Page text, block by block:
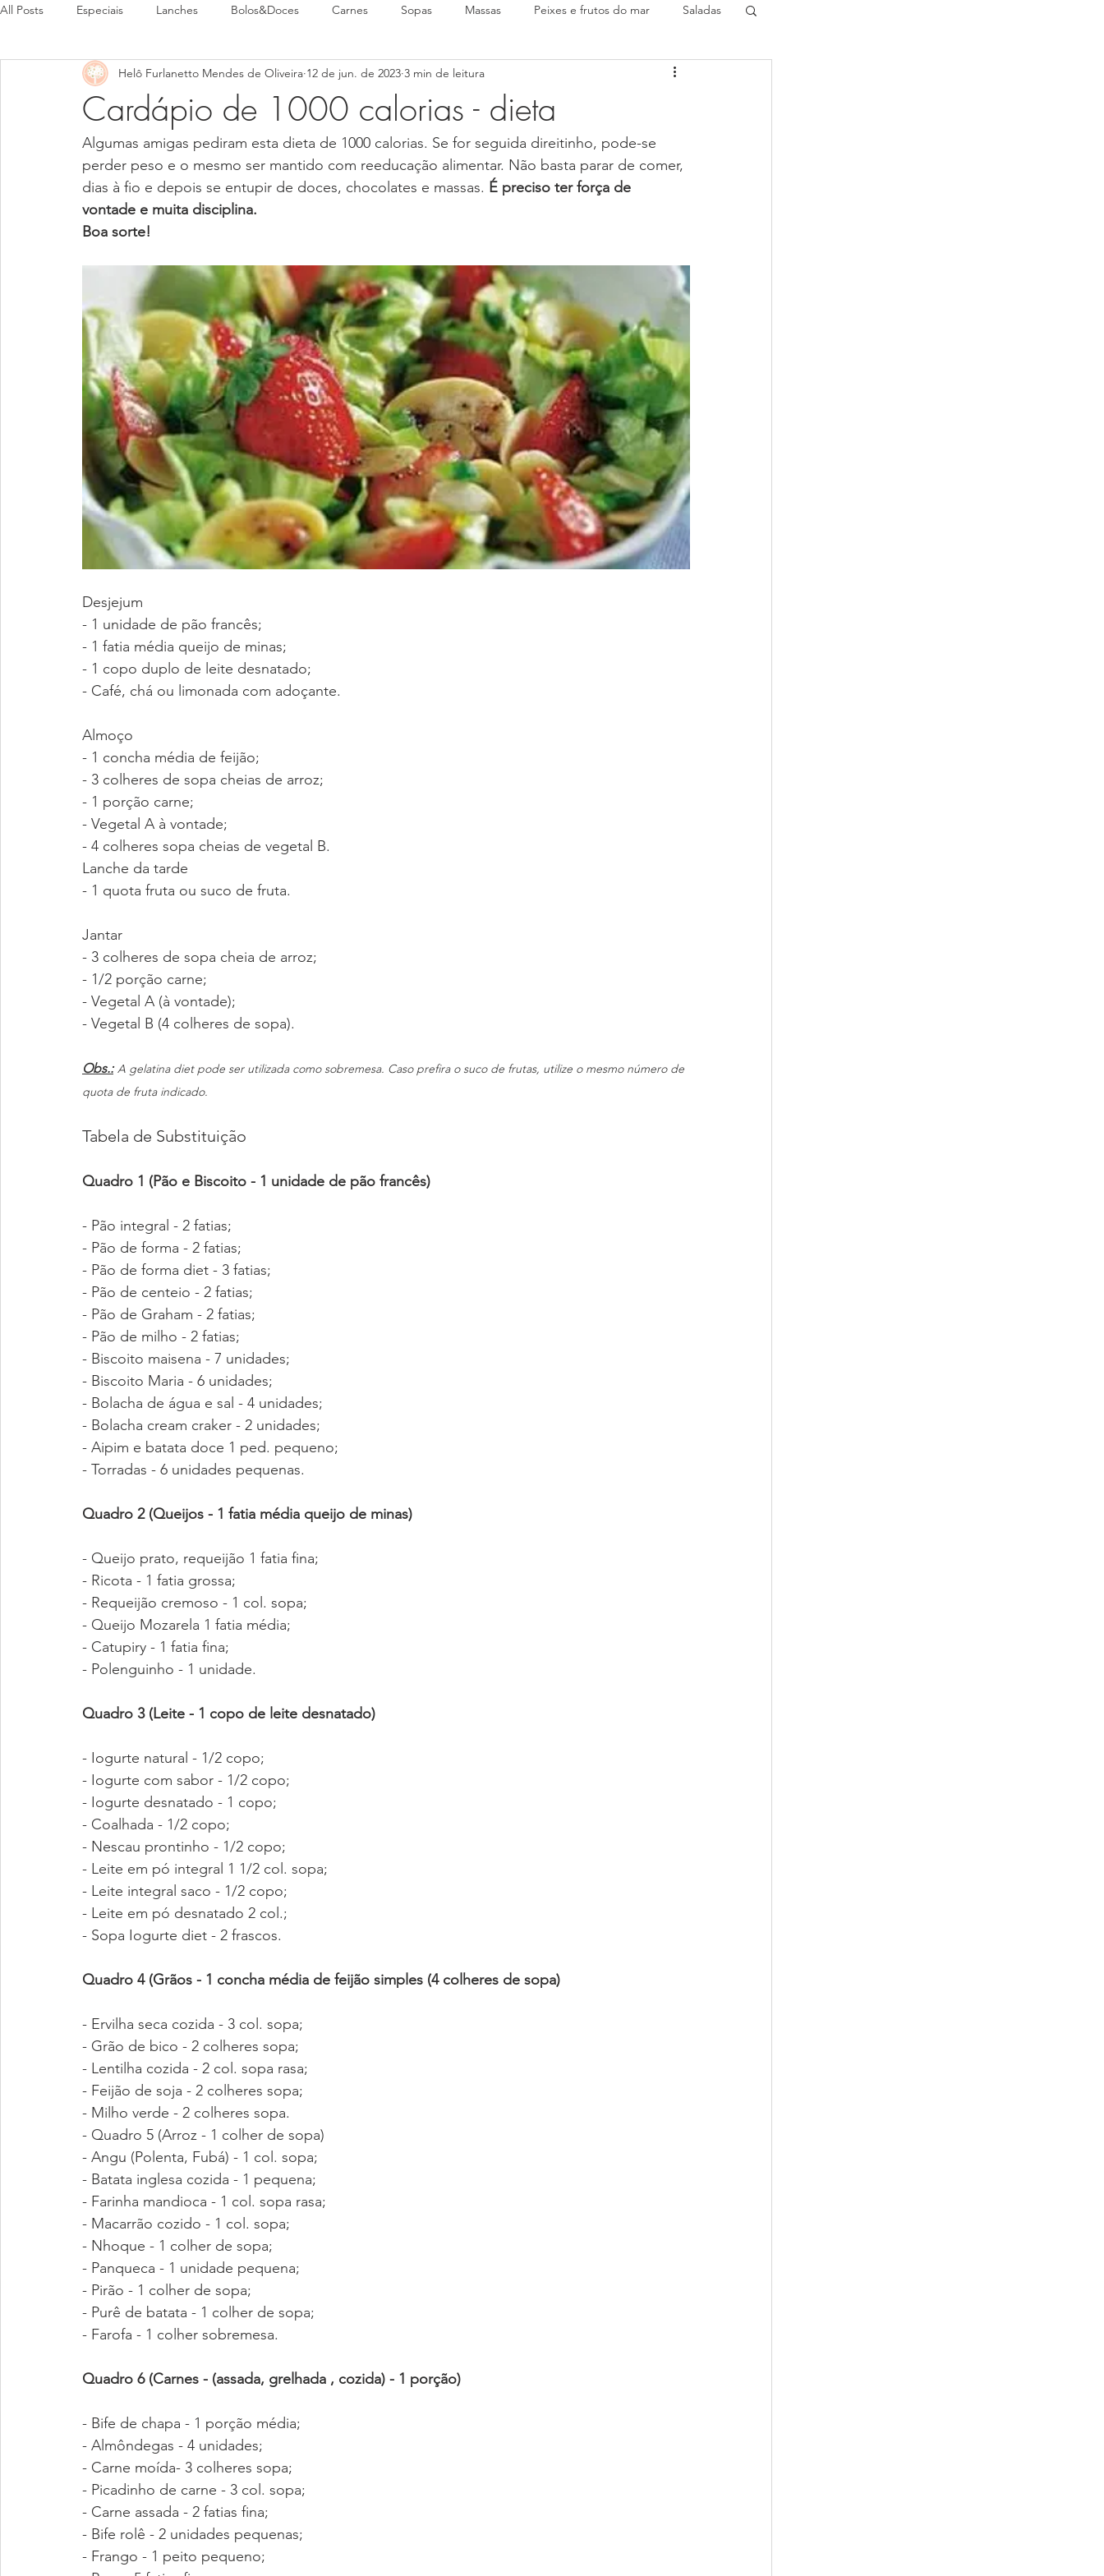
All Posts Especiais Lanches Bolos&Doces Carnes Sopas Massas Peixes e frutos do mar Saladas
Pratos Típicos
Cardápio de 1000 calorias - dieta
Helô Furlanetto Mendes de Oliveira 12 de jun. de 2023 3 min de leitura
Algumas amigas pediram esta dieta de 1000 calorias. Se for seguida direitinho, pode-se
perder peso e o mesmo ser mantido com reeducação alimentar. Não basta parar de comer,
dias à fio e depois se entupir de doces, chocolates e massas. É preciso ter força de
vontade e muita disciplina.
Boa sorte!
Desjejum
- 1 unidade de pão francês;
- 1 fatia média queijo de minas;
- 1 copo duplo de leite desnatado;
- Café, chá ou limonada com adoçante.
Almoço
- 1 concha média de feijão;
- 3 colheres de sopa cheias de arroz;
- 1 porção carne;
- Vegetal A à vontade;
- 4 colheres sopa cheias de vegetal B.
Lanche da tarde
- 1 quota fruta ou suco de fruta.
Jantar
- 3 colheres de sopa cheia de arroz;
- 1/2 porção carne;
- Vegetal A (à vontade);
- Vegetal B (4 colheres de sopa).
Obs.: A gelatina diet pode ser utilizada como sobremesa. Caso prefira o suco de frutas, utilize o mesmo número de
quota de fruta indicado.
Tabela de Substituição
Quadro 1 (Pão e Biscoito - 1 unidade de pão francês)
- Pão integral - 2 fatias;
- Pão de forma - 2 fatias;
- Pão de forma diet - 3 fatias;
- Pão de centeio - 2 fatias;
- Pão de Graham - 2 fatias;
- Pão de milho - 2 fatias;
- Biscoito maisena - 7 unidades;
- Biscoito Maria - 6 unidades;
- Bolacha de água e sal - 4 unidades;
- Bolacha cream craker - 2 unidades;
- Aipim e batata doce 1 ped. pequeno;
- Torradas - 6 unidades pequenas.
Quadro 2 (Queijos - 1 fatia média queijo de minas)
- Queijo prato, requeijão 1 fatia fina;
- Ricota - 1 fatia grossa;
- Requeijão cremoso - 1 col. sopa;
- Queijo Mozarela 1 fatia média;
- Catupiry - 1 fatia fina;
- Polenguinho - 1 unidade.
Quadro 3 (Leite - 1 copo de leite desnatado)
- Iogurte natural - 1/2 copo;
- Iogurte com sabor - 1/2 copo;
- Iogurte desnatado - 1 copo;
- Coalhada - 1/2 copo;
- Nescau prontinho - 1/2 copo;
- Leite em pó integral 1 1/2 col. sopa;
- Leite integral saco - 1/2 copo;
- Leite em pó desnatado 2 col.;
- Sopa Iogurte diet - 2 frascos.
Quadro 4 (Grãos - 1 concha média de feijão simples (4 colheres de sopa)
- Ervilha seca cozida - 3 col. sopa;
- Grão de bico - 2 colheres sopa;
- Lentilha cozida - 2 col. sopa rasa;
- Feijão de soja - 2 colheres sopa;
- Milho verde - 2 colheres sopa.
- Quadro 5 (Arroz - 1 colher de sopa)
- Angu (Polenta, Fubá) - 1 col. sopa;
- Batata inglesa cozida - 1 pequena;
- Farinha mandioca - 1 col. sopa rasa;
- Macarrão cozido - 1 col. sopa;
- Nhoque - 1 colher de sopa;
- Panqueca - 1 unidade pequena;
- Pirão - 1 colher de sopa;
- Purê de batata - 1 colher de sopa;
- Farofa - 1 colher sobremesa.
Quadro 6 (Carnes - (assada, grelhada , cozida) - 1 porção)
- Bife de chapa - 1 porção média;
- Almôndegas - 4 unidades;
- Carne moída- 3 colheres sopa;
- Picadinho de carne - 3 col. sopa;
- Carne assada - 2 fatias fina;
- Bife rolê - 2 unidades pequenas;
- Frango - 1 peito pequeno;